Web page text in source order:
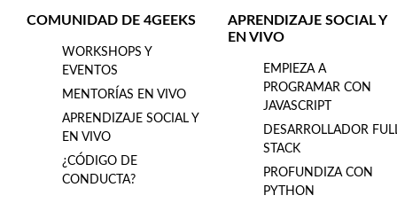
COMUNIDAD DE 4GEEKS
WORKSHOPS Y
EVENTOS
MENTORÍAS EN VIVO
APRENDIZAJE SOCIAL Y
EN VIVO
¿CÓDIGO DE
CONDUCTA?
APRENDIZAJE SOCIAL Y
EN VIVO
EMPIEZA A
PROGRAMAR CON
JAVASCRIPT
DESARROLLADOR
STACK
PROFUNDIZA CON
PYTHON